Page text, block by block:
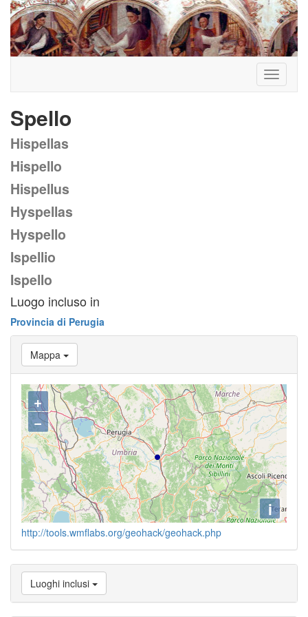
Toggle
Spello
Hispellas
Hispello
Hispellus
Hyspellas
Hyspello
Ispellio
Ispello
Luogo incluso in
Provincia di Perugia
Mappa
+
−
i
http://tools.wmflabs.org/geohack/geohack.php
Luoghi inclusi